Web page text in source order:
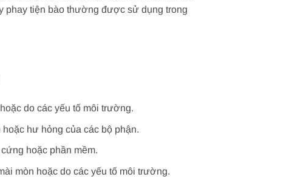
phay tiện bào thường được sử dụng trong
do các yếu tố môi trường.
hư hỏng của các bộ phận.
hoặc phần mềm.
mòn hoặc do các yếu tố môi trường.